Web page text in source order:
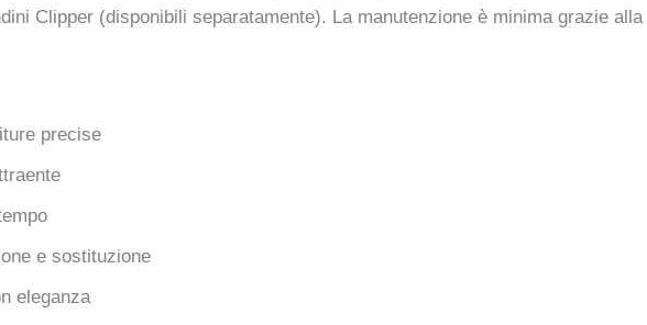
Clipper (disponibili separatamente). La manutenzione è minima grazie
precise
e sostituzione
eleganza